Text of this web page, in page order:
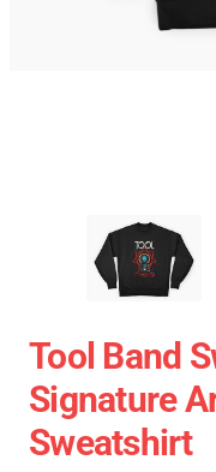
Tool Band
Signature
Sweatshirt